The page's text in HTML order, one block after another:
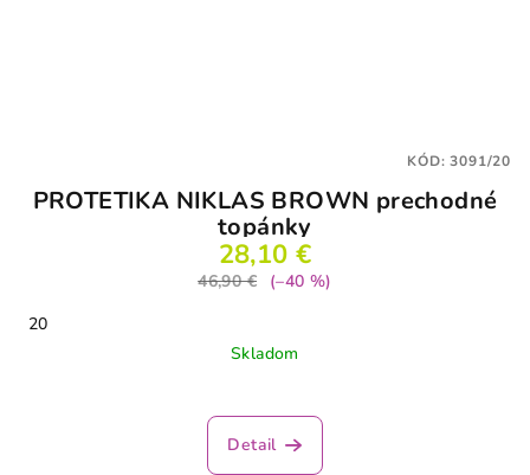
PROTETIKA NIKLAS BROWN prechodné
topánky
28,10 €
46,90 €
(–40 %)
20
Skladom
Detail
KÓD:3091/20